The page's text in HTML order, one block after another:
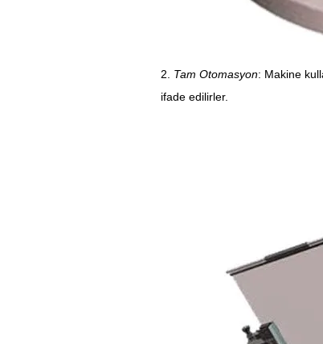
2. Tam Otomasyon: Makine
ifade edilirler.